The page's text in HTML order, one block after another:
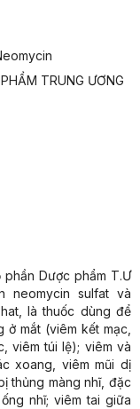
TRUNG ƯƠNG
Dược phẩm T.Ư
neomycin sulfat và
là thuốc dùng để
mắt (viêm kết mạc,
viêm túi lệ); viêm và
xoang, viêm mũi dị
thủng màng nhĩ, đặc
nhĩ; viêm tai giữa